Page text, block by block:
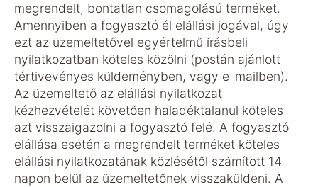
megrendelt, bontatlan csomagolású terméket.
Amennyiben a fogyasztó él elállási jogával, úgy
ezt az üzemeltetővel egyértelmű írásbeli
nyilatkozatban köteles közölni (postán ajánlott
tértivevényes küldeményben, vagy e-mailben).
Az üzemeltető az elállási nyilatkozat
kézhezvételét követően haladéktalanul köteles
azt visszaigazolni a fogyasztó felé. A fogyasztó
elállása esetén a megrendelt terméket köteles
elállási nyilatkozatának közlésétől számított 14
napon belül az üzemeltetőnek visszaküldeni. A